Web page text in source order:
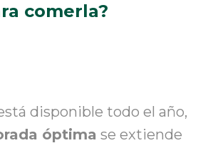
comerla?
disponible todo el año,
óptima se extiende